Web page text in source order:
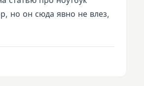
но он сюда явно не влез,